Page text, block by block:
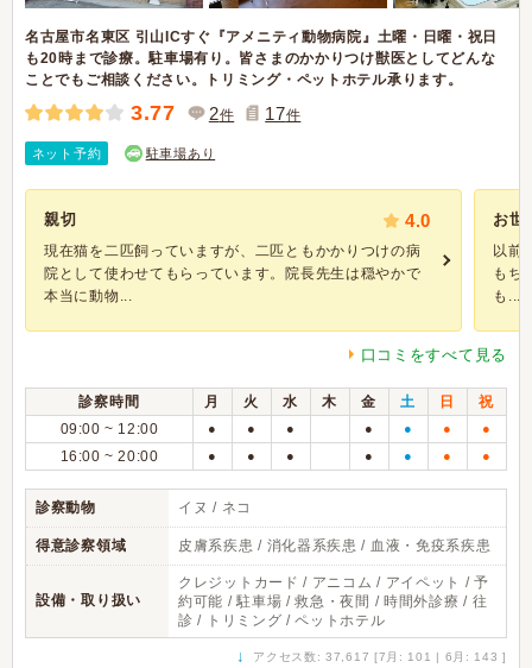
名古屋市名東区 引山ICすぐ『アメニティ動物病院』土曜・日曜・祝日
も20時まで診療。駐車場有り。皆さまのかかりつけ獣医としてどんな
ことでもご相談ください。トリミング・ペットホテル承ります。
3.77 2件 17件
ネット予約 駐車場あり
親切 4.0
現在猫を二匹飼っていますが、二匹ともかかりつけの病
院として使わせてもらっています。院長先生は穏やかで
本当に動物...
お世
以前
もち
も...
口コミをすべて見る
診察時間 月 火 水 木 金 土 日
祝
09:00 ~ 12:00
● ● ● ● ● ● ●
16:00 ~ 20:00 ● ● ● ● ● ● ●
診察動物 イヌ / ネコ
得意診察領域 皮膚系疾患 / 消化器系疾患 / 血液・免疫系疾患
設備・取り扱い
クレジットカード / アニコム / アイペット / 予
約可能 / 駐車場 / 救急・夜間 / 時間外診療 / 往
診 / トリミング / ペットホテル
↓ アクセス数: 37,617 [7月: 101 | 6月: 143 ]